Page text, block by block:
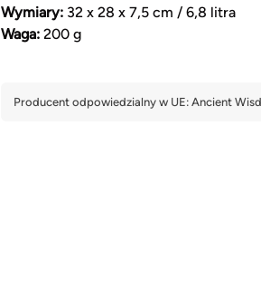
Wymiary: 32 x 28 x 7,5 cm / 6,8 litra
Waga: 200 g